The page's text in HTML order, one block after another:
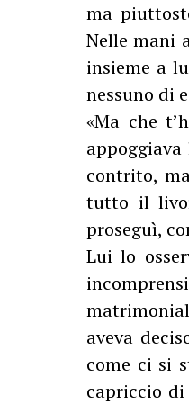
ma
Nelle mani
insieme a
nessuno di
«Ma che
contrito,
tutto il
proseguì,
Lui lo
aveva
come ci si
capriccio